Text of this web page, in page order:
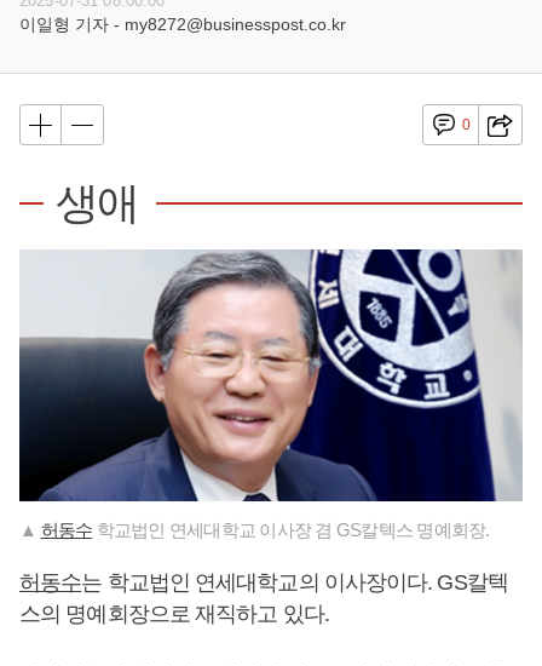
이일형 기자 - my8272@businesspost.co.kr
0
생애
▲ 허동수 학교법인 연세대학교 이사장 겸 GS칼텍스 명예회장.
허동수는 학교법인 연세대학교의 이사장이다. GS칼텍
스의 명예회장으로 재직하고 있다.